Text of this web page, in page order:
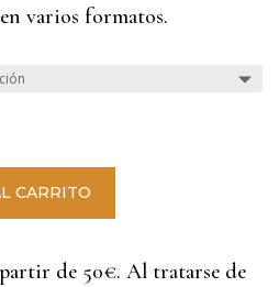
varios formatos.
CARRITO
de 50€. Al tratarse de